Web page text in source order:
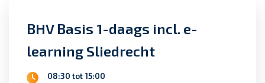
BHV Basis 1-daags incl. e-
learning Sliedrecht
08:30 tot 15:00